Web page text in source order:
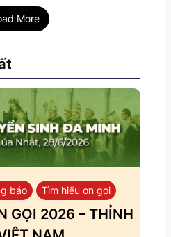
More
báo Tìm hiểu ơn gọi
GỌI 2026 – THỈNH